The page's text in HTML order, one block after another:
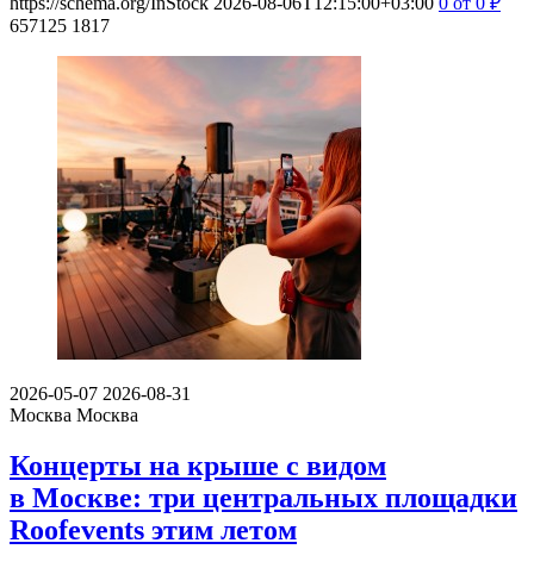
657125 1817
2026-05-07 2026-08-31
Москва Москва
Концерты на крыше с видом
в Москве: три центральных площадки
Roofevents этим летом